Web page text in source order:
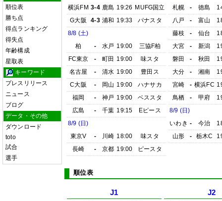
順位表
勝ち点
得点ランキング
得失点
年齢構成
星取表
キーワード
プレスリリース
ニュース
ブログ
データ・その他
ダウンロード
toto
試合
選手
横浜FM 3-4 鹿島 19:26 MUFG国立
G大阪
4-3 浦和 19:33
パナスタ
8/8 (土)
柏
- 水戸 19:00
三協F柏
FC東京
- 町田 19:00
味スタ
名古屋
- 清水 19:00
豊田ス
C大阪
- 岡山 19:00
ハナサカ
福岡
- 神戸 19:00
ベススタ
広島
- 千葉 19:15
Eピース
8/9 (日)
東京V
- 川崎 18:00
味スタ
長崎
- 京都 19:00 ピースタ
札幌
- 徳島
八戸
- 富山
藤枝
- 仙台
大宮
- 新潟
磐田
- 秋田
大分
- 湘南
宮崎
- 横浜FC
鳥栖
- 甲府
8/9 (日)
いわき - 今治
山形
- 栃木C
順位表
J1 J2